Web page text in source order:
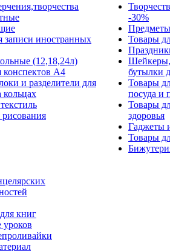
записи иностранных
(12,18,24л)
конспектов А4
и разделители для
кольцах
книг
уроков
-30%
Товары
бутылки
Товары
посуда и
Товары
здоровья
Гаджеты
Товары